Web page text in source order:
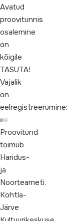
Avatud
proovitunnis
osalemine
on
kõigile
TASUTA!
Vajalik
on
eelregistreerumine:
Proovitund
toimub
Haridus-
ja
Noorteameti,
Kohtla-
Järve